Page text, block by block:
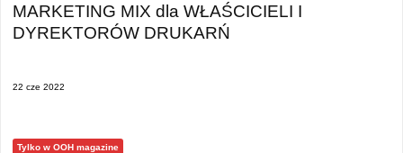
MARKETING MIX dla WŁAŚCICIELI I
DYREKTORÓW DRUKARŃ
22 cze 2022
Tylko w OOH magazine